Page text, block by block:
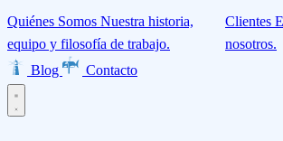
Quiénes Somos Nuestra historia,
equipo y filosofía de trabajo.
Clientes
nosotros.
Blog
Contacto